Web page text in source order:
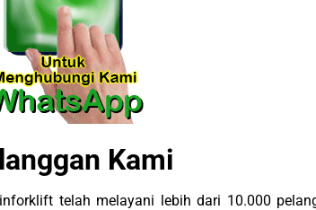
Kami
telah melayani lebih dari 10.000